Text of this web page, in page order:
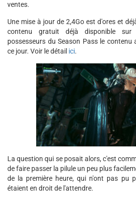
ventes.
Une mise à jour de 2,4Go est d'ores et
contenu gratuit déjà disponible
possesseurs du Season Pass le contenu
ce jour. Voir le détail ici.
La question qui se posait alors, c'est
de faire passer la pilule un peu plus
de la première heure, qui n'ont pas pu
étaient en droit de l'attendre.